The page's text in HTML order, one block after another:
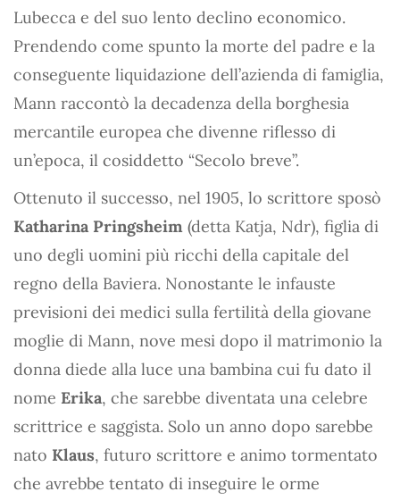
Lubecca e del suo lento declino economico.
Prendendo come spunto la morte del padre e la
conseguente liquidazione dell’azienda di famiglia,
Mann raccontò la decadenza della borghesia
mercantile europea che divenne riflesso di
un’epoca, il cosiddetto “Secolo breve”.
Ottenuto il successo, nel 1905, lo scrittore sposò
Katharina Pringsheim (detta Katja, Ndr), figlia di
uno degli uomini più ricchi della capitale del
regno della Baviera. Nonostante le infauste
previsioni dei medici sulla fertilità della giovane
moglie di Mann, nove mesi dopo il matrimonio la
donna diede alla luce una bambina cui fu dato il
nome Erika, che sarebbe diventata una celebre
scrittrice e saggista. Solo un anno dopo sarebbe
nato Klaus, futuro scrittore e animo tormentato
che avrebbe tentato di inseguire le orme